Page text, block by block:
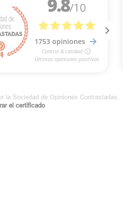
la Sociedad de Opiniones Contrastadas,
el certificado.